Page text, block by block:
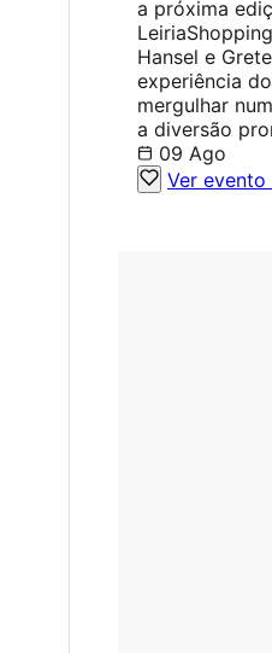
a próxima
Hansel e
experiência
mergulhar
a diversão
09 Ago
Ver